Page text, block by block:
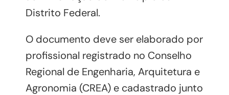
Distrito Federal.
O documento deve ser elaborado por
profissional registrado no Conselho
Regional de Engenharia, Arquitetura e
Agronomia (CREA) e cadastrado junto